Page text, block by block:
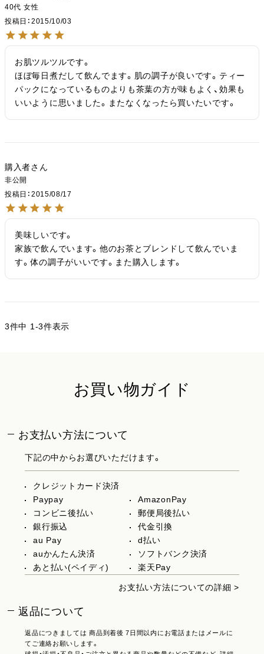
40代 女性
投稿日
2015/10/03
お肌ツルツルです。
ほぼ毎日煮だして飲んでます。肌の調子が良いです。ティー
パックになっているものよりも茶葉の方が味もよく、効果も
いいように思いました。またなくなったら買いたいです。
購入者
非公開
投稿日
2015/08/17
美味しいです。
家族で飲んでいます。他のお茶とブレンドして飲んでいま
す。体の調子がいいです。また購入します。
3件中 1-3件表示
お買い物ガイド
お支払い方法について
下記の中からお選びいただけます。
クレジットカード決済
Paypay
AmazonPay
コンビニ後払い
郵便局後払い
銀行振込
代金引換
au Pay
d払い
auかんたん決済
ソフトバンク決済
あと払い(ペイディ)
楽天Pay
お支払い方法についての詳細 >
返品について
返品につきましては 商品到着後 7日間以内にお電話またはメールに
てご連絡お願いします。